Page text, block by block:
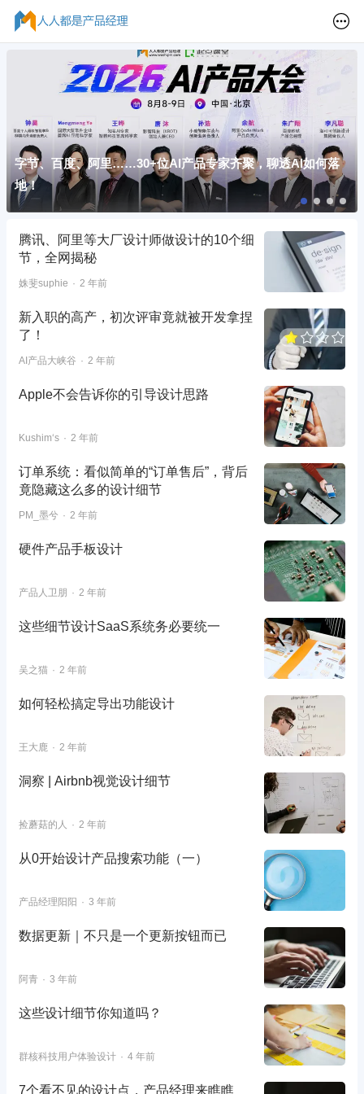
字节、百度、阿里……30+位AI产品专家齐聚，聊透AI如何落
地！
腾讯、阿里等大厂设计师做设计的10个细
节，全网揭秘
姝斐suphie 2 年前
新入职的高产，初次评审竟就被开发拿捏
了！
AI产品大峡谷 2 年前
Apple不会告诉你的引导设计思路
Kushim‘s 2 年前
订单系统：看似简单的“订单售后”，背后
竟隐藏这么多的设计细节
PM_墨兮 2 年前
硬件产品手板设计
产品人卫朋 2 年前
这些细节设计SaaS系统务必要统一
吴之猫 2 年前
如何轻松搞定导出功能设计
王大鹿 2 年前
洞察 | Airbnb视觉设计细节
捡蘑菇的人 2 年前
从0开始设计产品搜索功能（一）
产品经理阳阳 3 年前
数据更新｜不只是一个更新按钮而已
阿青 3 年前
这些设计细节你知道吗？
群核科技用户体验设计 4 年前
7个看不见的设计点，产品经理来瞧瞧